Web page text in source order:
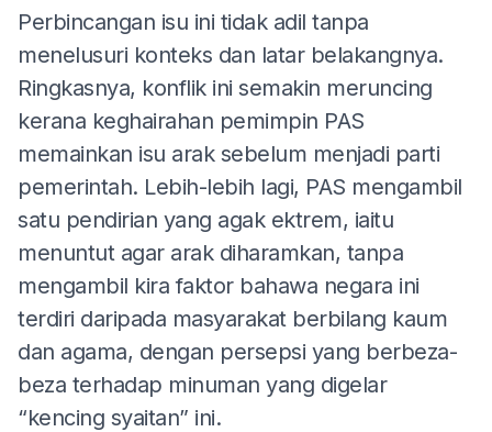
Perbincangan isu ini tidak adil tanpa
menelusuri konteks dan latar belakangnya.
Ringkasnya, konflik ini semakin meruncing
kerana keghairahan pemimpin PAS
memainkan isu arak sebelum menjadi parti
pemerintah. Lebih-lebih lagi, PAS mengambil
satu pendirian yang agak ektrem, iaitu
menuntut agar arak diharamkan, tanpa
mengambil kira faktor bahawa negara ini
terdiri daripada masyarakat berbilang kaum
dan agama, dengan persepsi yang berbeza-
beza terhadap minuman yang digelar
“kencing syaitan” ini.